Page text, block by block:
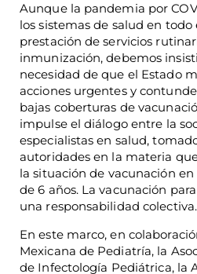
Aunque la pandemia por
los sistemas de salud en
prestación de servicios
inmunización, debemos
necesidad de que el Estado
acciones urgentes y
bajas coberturas de
impulse el diálogo entre la
especialistas en salud,
autoridades en la materia
la situación de vacunación
de 6 años. La vacunación
una responsabilidad colectiva.
En este marco, en
Mexicana de Pediatría, la
de Infectología Pediátrica, la